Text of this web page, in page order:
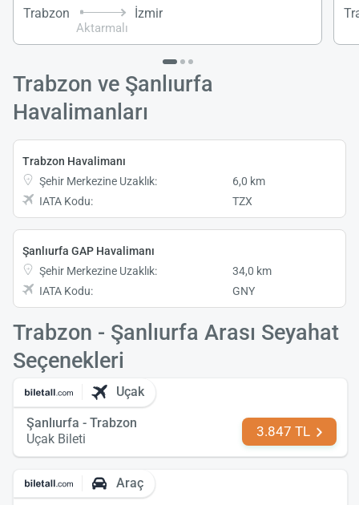
Trabzon
Aktarmalı
İzmir
Trabzon ve Şanlıurfa
Havalimanları
Trabzon Havalimanı
Şehir Merkezine Uzaklık:
6,0 km
IATA Kodu:
TZX
Şanlıurfa GAP Havalimanı
Şehir Merkezine Uzaklık:
34,0 km
IATA Kodu:
GNY
Trabzon - Şanlıurfa Arası Seyahat
Seçenekleri
Uçak
Şanlıurfa - Trabzon
Uçak Bileti
3.847 TL
Araç